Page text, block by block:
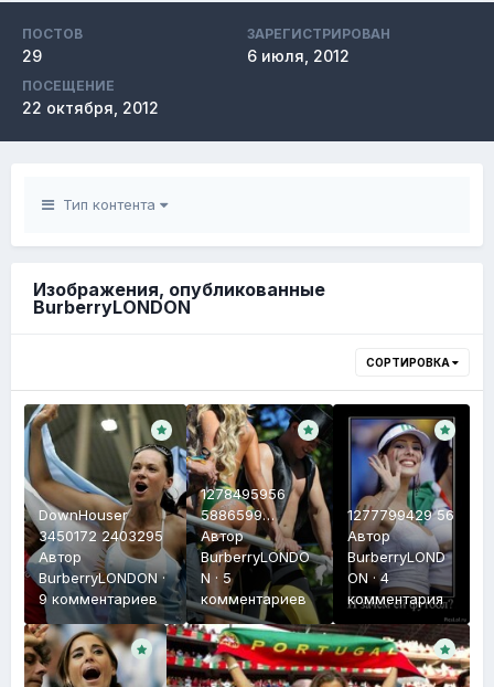
ПОСТОВ
29
ЗАРЕГИСТРИРОВАН
6 июля, 2012
ПОСЕЩЕНИЕ
22 октября, 2012
Тип контента
Изображения, опубликованные
BurberryLONDON
СОРТИРОВКА
DownHouser
3450172 2403295
Автор
BurberryLONDON·
9 комментариев
1278495956
5886599
2403302
Автор
BurberryLONDO
N ·5
комментариев
1277799429 56
Автор
BurberryLOND
ON·4
комментария